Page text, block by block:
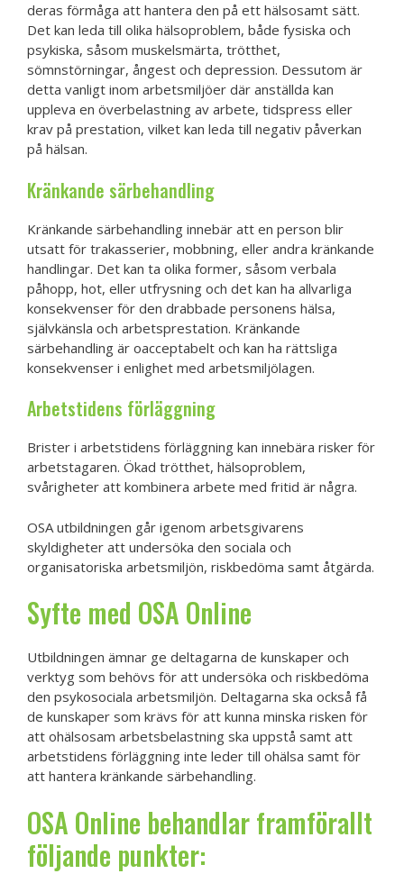
deras förmåga att hantera den på ett hälsosamt sätt.
Det kan leda till olika hälsoproblem, både fysiska och
psykiska, såsom muskelsmärta, trötthet,
sömnstörningar, ångest och depression. Dessutom är
detta vanligt inom arbetsmiljöer där anställda kan
uppleva en överbelastning av arbete, tidspress eller
krav på prestation, vilket kan leda till negativ påverkan
på hälsan.
Kränkande särbehandling
Kränkande särbehandling innebär att en person blir
utsatt för trakasserier, mobbning, eller andra kränkande
handlingar. Det kan ta olika former, såsom verbala
påhopp, hot, eller utfrysning och det kan ha allvarliga
konsekvenser för den drabbade personens hälsa,
självkänsla och arbetsprestation. Kränkande
särbehandling är oacceptabelt och kan ha rättsliga
konsekvenser i enlighet med arbetsmiljölagen.
Arbetstidens förläggning
Brister i arbetstidens förläggning kan innebära risker för
arbetstagaren. Ökad trötthet, hälsoproblem,
svårigheter att kombinera arbete med fritid är några.
OSA utbildningen går igenom arbetsgivarens
skyldigheter att undersöka den sociala och
organisatoriska arbetsmiljön, riskbedöma samt åtgärda.
Syfte med OSA Online
Utbildningen ämnar ge deltagarna de kunskaper och
verktyg som behövs för att undersöka och riskbedöma
den psykosociala arbetsmiljön. Deltagarna ska också få
de kunskaper som krävs för att kunna minska risken för
att ohälsosam arbetsbelastning ska uppstå samt att
arbetstidens förläggning inte leder till ohälsa samt för
att hantera kränkande särbehandling.
OSA Online behandlar framförallt
följande punkter: